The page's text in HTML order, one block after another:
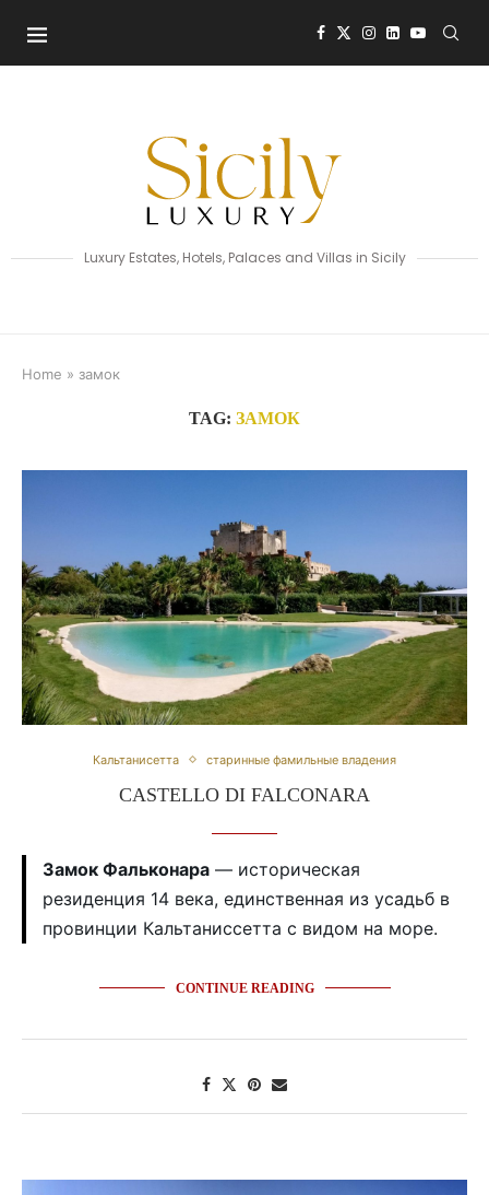
Luxury Estates, Hotels, Palaces and Villas in Sicily
Home » замок
TAG: ЗАМОК
Кальтанисетта старинные фамильные владения
CASTELLO DI FALCONARA
Замок Фальконара — историческая
резиденция 14 века, единственная из усадьб в
провинции Кальтаниссетта с видом на море.
CONTINUE READING